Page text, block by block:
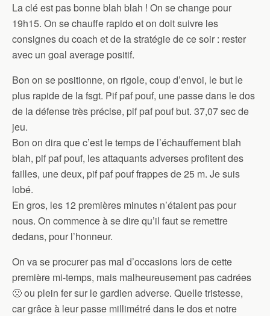
La clé est pas bonne blah blah ! On se change pour
19h15. On se chauffe rapido et on doit suivre les
consignes du coach et de la stratégie de ce soir : rester
avec un goal average positif.
Bon on se positionne, on rigole, coup d’envoi, le but le
plus rapide de la fsgt. Pif paf pouf, une passe dans le dos
de la défense très précise, pif paf pouf but. 37,07 sec de
jeu.
Bon on dira que c’est le temps de l’échauffement blah
blah, pif paf pouf, les attaquants adverses profitent des
failles, une deux, pif paf pouf frappes de 25 m. Je suis
lobé.
En gros, les 12 premières minutes n’étaient pas pour
nous. On commence à se dire qu’il faut se remettre
dedans, pour l’honneur.
On va se procurer pas mal d’occasions lors de cette
première mi-temps, mais malheureusement pas cadrées
🙁 ou plein fer sur le gardien adverse. Quelle tristesse,
car grâce à leur passe millimétré dans le dos et notre